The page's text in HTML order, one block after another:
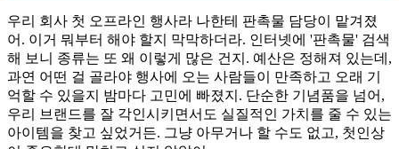
우리 회사 첫 오프라인 행사라 나한테 판촉물 담당이 맡겨졌
어. 이거 뭐부터 해야 할지 막막하더라. 인터넷에 '판촉물' 검색
해 보니 종류는 또 왜 이렇게 많은 건지. 예산은 정해져 있는데,
과연 어떤 걸 골라야 행사에 오는 사람들이 만족하고 오래 기
억할 수 있을지 밤마다 고민에 빠졌지. 단순한 기념품을 넘어,
우리 브랜드를 잘 각인시키면서도 실질적인 가치를 줄 수 있는
아이템을 찾고 싶었거든. 그냥 아무거나 할 수도 없고, 첫인상